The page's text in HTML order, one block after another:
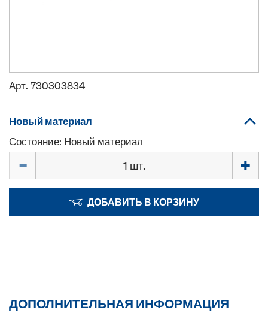
Арт. 730303834
Новый материал
Состояние: Новый материал
ДОБАВИТЬ В КОРЗИНУ
ДОПОЛНИТЕЛЬНАЯ ИНФОРМАЦИЯ